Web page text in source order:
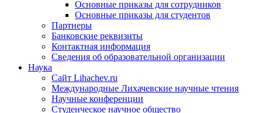
Основные приказы для сотрудников
Основные приказы для студентов
Партнеры
Банковские реквизиты
Контактная информация
Сведения об образовательной организации
Наука
Сайт Lihachev.ru
Международные Лихачевские научные чтения
Научные конференции
Студенческое научное общество